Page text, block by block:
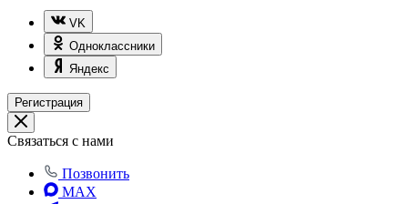
VK
Одноклассники
Яндекс
Регистрация
Связаться с нами
Позвонить
MAX